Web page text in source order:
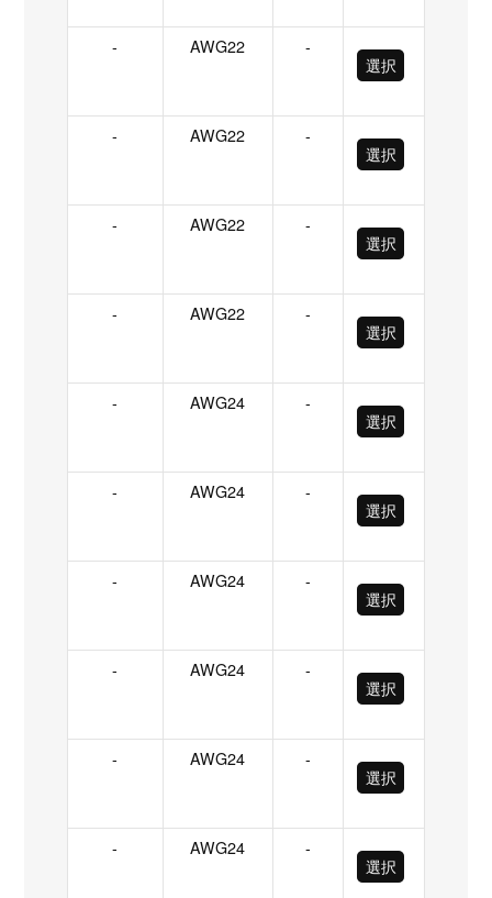
- AWG22
-
選択
- AWG22
-
選択
- AWG22
-
選択
- AWG22
-
選択
- AWG24
-
選択
- AWG24
-
選択
- AWG24
-
選択
- AWG24
-
選択
- AWG24
-
選択
- AWG24
-
選択